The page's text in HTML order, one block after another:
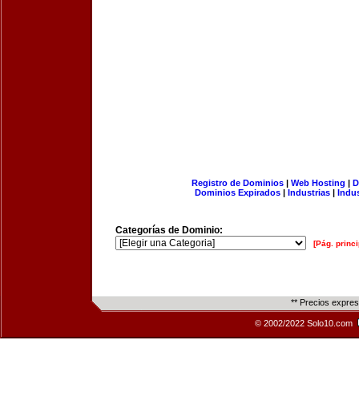
Registro de Dominios| Web Hosting |
Dominios Expirados | Industrias |
Categorías de Dominio:
[Pág.
** Precios
© 2002/2022 Solo10.com